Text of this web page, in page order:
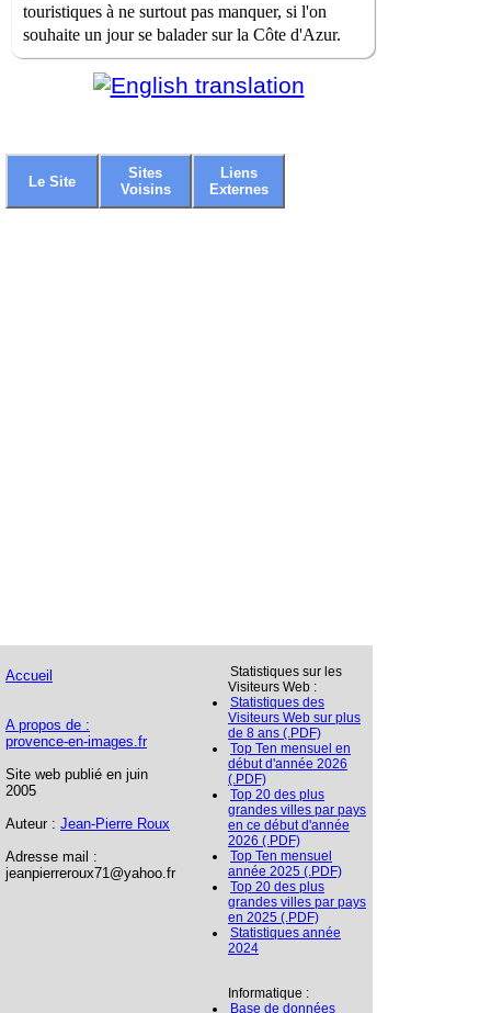
touristiques à ne surtout pas manquer, si l'on
souhaite un jour se balader sur la Côte d'Azur.
Le Site
Sites
Voisins
Liens
Externes
Accueil
A propos de :
provence-en-images.fr
Site web publié en juin
2005
Auteur : Jean-Pierre Roux
Adresse mail :
jeanpierreroux71@yahoo.fr
Statistiques sur les
Visiteurs Web :
Statistiques des
Visiteurs Web sur plus
de 8 ans (.PDF)
Top Ten mensuel en
début d'année 2026
(.PDF)
Top 20 des plus
grandes villes par pays
en ce début d'année
2026 (.PDF)
Top Ten mensuel
année 2025 (.PDF)
Top 20 des plus
grandes villes par pays
en 2025 (.PDF)
Statistiques année
2024
Informatique :
Base de données